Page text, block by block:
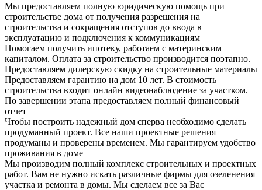
Мы предоставляем полную юридическую помощь при
строительстве дома от получения разрешения на
строительства и сокращения отступов до ввода в
эксплуатацию и подключения к коммуникациям
Помогаем получить ипотеку, работаем с материнским
капиталом. Оплата за строительство производится поэтапно.
Предоставляем дилерскую скидку на строительные материалы
Предоставляем гарантию на дом 10 лет. В стоимость
строительства входит онлайн видеонаблюдение за участком.
По завершении этапа предоставляем полный финансовый
отчет
Чтобы построить надежный дом сперва необходимо сделать
продуманный проект. Все наши проектные решения
продуманы и проверены временем. Мы гарантируем удобство
проживания в доме
Мы производим полный комплекс строительных и проектных
работ. Вам не нужно искать различные фирмы для озеленения
участка и ремонта в домы. Мы сделаем все за Вас